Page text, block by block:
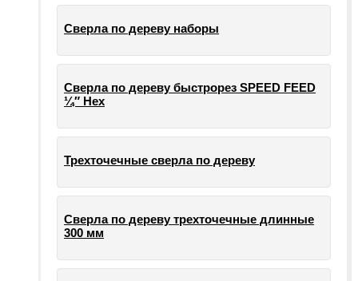
Сверла по дереву наборы
Сверла по дереву быстрорез SPEED FEED
¼″ Hex
Трехточечные сверла по дереву
Сверла по дереву трехточечные длинные
300 мм